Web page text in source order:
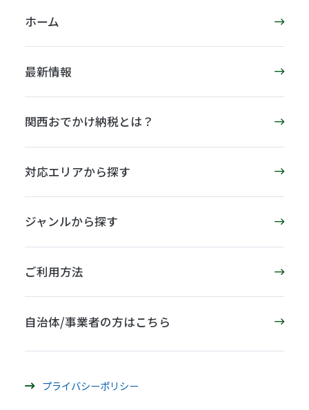
ホーム
最新情報
関西おでかけ納税とは？
対応エリアから探す
ジャンルから探す
ご利用方法
自治体/事業者の方はこちら
プライバシーポリシー